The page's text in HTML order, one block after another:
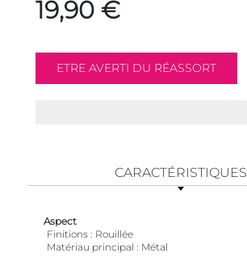
19,90 €
CARACTÉRISTIQUES
Aspect
Finitions
Rouillée
Matériau principal
Métal